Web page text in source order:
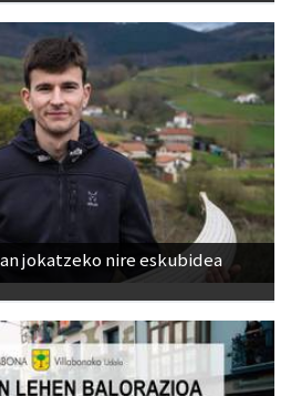
jokatzeko nire eskubidea